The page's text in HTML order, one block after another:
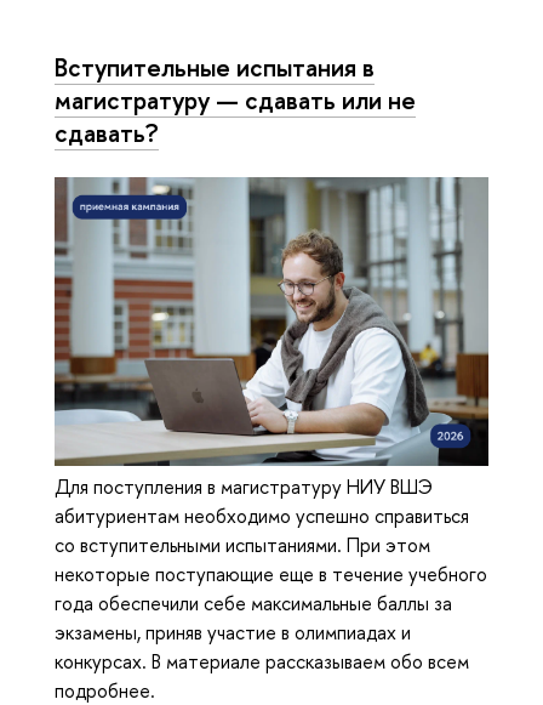
Вступительные испытания в
магистратуру — сдавать или не
сдавать?
Для поступления в магистратуру НИУ ВШЭ
абитуриентам необходимо успешно справиться
со вступительными испытаниями. При этом
некоторые поступающие еще в течение учебного
года обеспечили себе максимальные баллы за
экзамены, приняв участие в олимпиадах и
конкурсах. В материале рассказываем обо всем
подробнее.